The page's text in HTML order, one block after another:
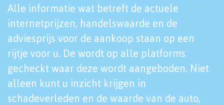
Alle informatie wat betreft de actuele
internetprijzen, handelswaarde en de
adviesprijs voor de aankoop staan op een
rijtje voor u. De wordt op alle platforms
gecheckt waar deze wordt aangeboden. Niet
alleen kunt u inzicht krijgen in
schadeverleden en de waarde van de auto,